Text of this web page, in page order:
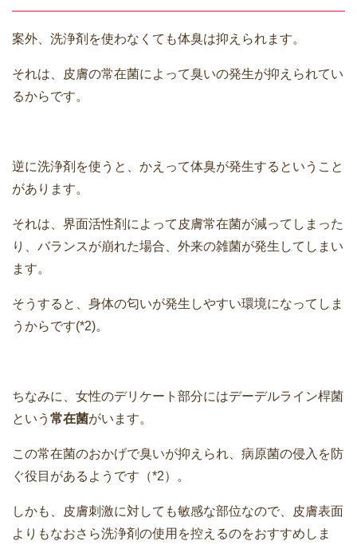
案外、洗浄剤を使わなくても体臭は抑えられます。
それは、皮膚の常在菌によって臭いの発生が抑えられてい
るからです。
逆に洗浄剤を使うと、かえって体臭が発生するということ
があります。
それは、界面活性剤によって皮膚常在菌が減ってしまった
り、バランスが崩れた場合、外来の雑菌が発生してしまい
ます。
そうすると、身体の匂いが発生しやすい環境になってしま
うからです(*2)。
ちなみに、女性のデリケート部分にはデーデルライン桿菌
という 常在菌がいます。
この常在菌のおかげで臭いが抑えられ、病原菌の侵入を防
ぐ役目があるようです（*2）。
しかも、皮膚刺激に対しても敏感な部位なので、皮膚表面
よりもなおさら洗浄剤の使用を控えるのをおすすめしま